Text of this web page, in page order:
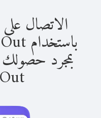
الاتصال
باستخدام Viber Out سهل للغاية.
Out، يمكنك: